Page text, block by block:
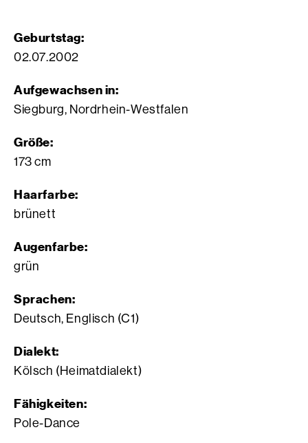
Geburtstag:
02.07.2002
Aufgewachsen in:
Siegburg, Nordrhein-Westfalen
Größe:
173 cm
Haarfarbe:
brünett
Augenfarbe:
grün
Sprachen:
Deutsch, Englisch (C1)
Dialekt:
Kölsch (Heimatdialekt)
Fähigkeiten:
Pole-Dance